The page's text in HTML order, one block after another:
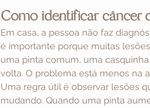
Como identificar câncer
Em casa, a pessoa não faz
é importante porque muitas
uma pinta comum, uma
volta. O problema está menos na
Uma regra útil é observar lesões
mudando. Quando uma pinta